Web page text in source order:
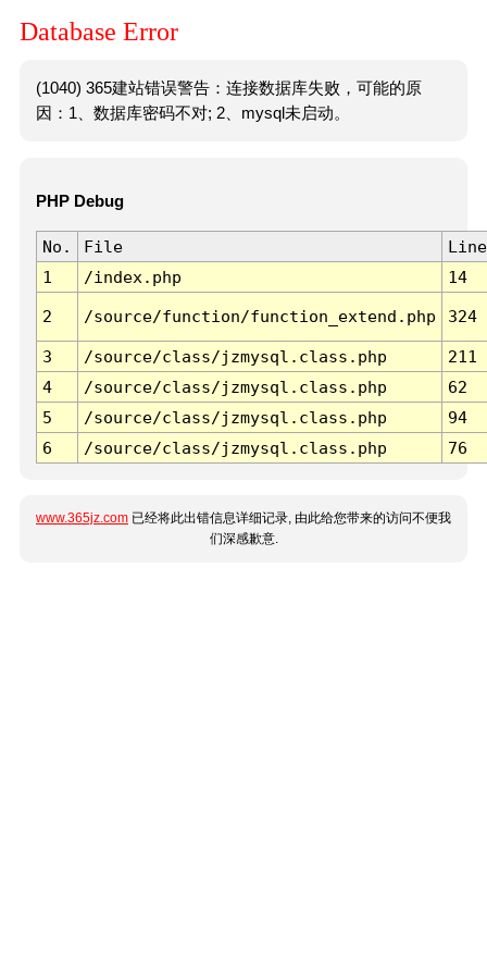
Database Error
(1040) 365建站错误警告：连接数据库失败，可能的原
因：1、数据库密码不对; 2、mysql未启动。
PHP Debug
No. File
Line
1
/index.php 14
2 /source/function/function_extend.php 324
3 /source/class/jzmysql.class.php
211
4
/source/class/jzmysql.class.php
62
5
/source/class/jzmysql.class.php
94
6
/source/class/jzmysql.class.php 76
www.365jz.com 已经将此出错信息详细记录, 由此给您带来的访问不便我
们深感歉意.